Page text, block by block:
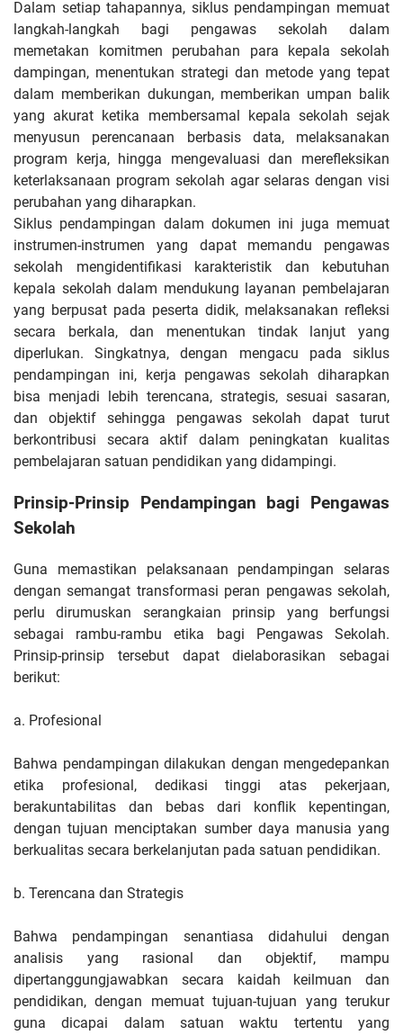
Dalam setiap tahapannya, siklus pendampingan memuat
langkah-langkah bagi pengawas sekolah dalam
memetakan komitmen perubahan para kepala sekolah
dampingan, menentukan strategi dan metode yang tepat
dalam memberikan dukungan, memberikan umpan balik
yang akurat ketika membersamal kepala sekolah sejak
menyusun perencanaan berbasis data, melaksanakan
program kerja, hingga mengevaluasi dan merefleksikan
keterlaksanaan program sekolah agar selaras dengan visi
perubahan yang diharapkan.
Siklus pendampingan dalam dokumen ini juga memuat
instrumen-instrumen yang dapat memandu pengawas
sekolah mengidentifikasi karakteristik dan kebutuhan
kepala sekolah dalam mendukung layanan pembelajaran
yang berpusat pada peserta didik, melaksanakan refleksi
secara berkala, dan menentukan tindak lanjut yang
diperlukan. Singkatnya, dengan mengacu pada siklus
pendampingan ini, kerja pengawas sekolah diharapkan
bisa menjadi lebih terencana, strategis, sesuai sasaran,
dan objektif sehingga pengawas sekolah dapat turut
berkontribusi secara aktif dalam peningkatan kualitas
pembelajaran satuan pendidikan yang didampingi.
Prinsip-Prinsip Pendampingan bagi Pengawas
Sekolah
Guna memastikan pelaksanaan pendampingan selaras
dengan semangat transformasi peran pengawas sekolah,
perlu dirumuskan serangkaian prinsip yang berfungsi
sebagai rambu-rambu etika bagi Pengawas Sekolah.
Prinsip-prinsip tersebut dapat dielaborasikan sebagai
berikut:
a. Profesional
Bahwa pendampingan dilakukan dengan mengedepankan
etika profesional, dedikasi tinggi atas pekerjaan,
berakuntabilitas dan bebas dari konflik kepentingan,
dengan tujuan menciptakan sumber daya manusia yang
berkualitas secara berkelanjutan pada satuan pendidikan.
b. Terencana dan Strategis
Bahwa pendampingan senantiasa didahului dengan
analisis yang rasional dan objektif, mampu
dipertanggungjawabkan secara kaidah keilmuan dan
pendidikan, dengan memuat tujuan-tujuan yang terukur
guna dicapai dalam satuan waktu tertentu yang